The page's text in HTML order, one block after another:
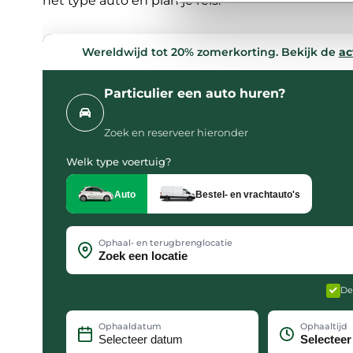
Met cookies passen we
social media, advertenties
Wereldwijd tot 20% zomerkorting. Bekijk de
Particulier een auto huren?
Zoek en reserveer hieronder
Welk type voertuig?
Auto Bestel- en vrachtauto's
Ophaal- en terugbrenglocatie
Ophaaldatum Ophaaltijd